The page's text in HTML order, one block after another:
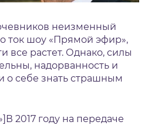
неизменный
ток шоу «Прямой эфир»,
все растет. Однако, силы
надорванность и
о себе знать страшным
2017 году на передаче